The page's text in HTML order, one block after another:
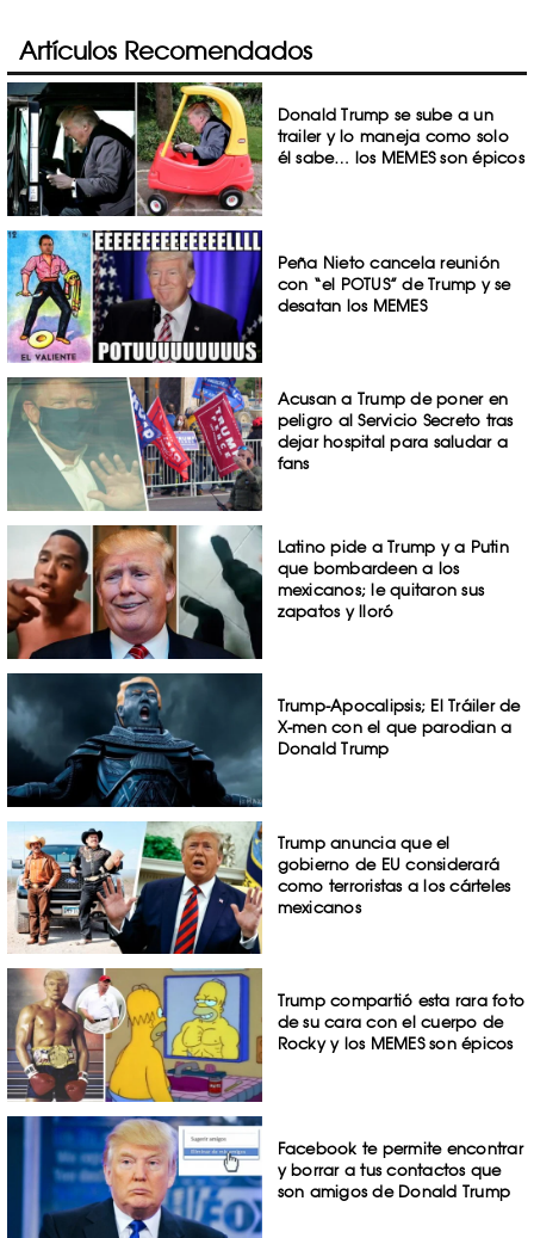
Artículos Recomendados
Donald Trump se sube a un
trailer y lo maneja como solo
él sabe… los MEMES son épicos
Peña Nieto cancela reunión
con “el POTUS” de Trump y se
desatan los MEMES
Acusan a Trump de poner en
peligro al Servicio Secreto tras
dejar hospital para saludar a
fans
Latino pide a Trump y a Putin
que bombardeen a los
mexicanos; le quitaron sus
zapatos y lloró
Trump-Apocalipsis; El Tráiler de
X-men con el que parodian a
Donald Trump
Trump anuncia que el
gobierno de EU considerará
como terroristas a los cárteles
mexicanos
Trump compartió esta rara foto
de su cara con el cuerpo de
Rocky y los MEMES son épicos
Facebook te permite encontrar
y borrar a tus contactos que
son amigos de Donald Trump